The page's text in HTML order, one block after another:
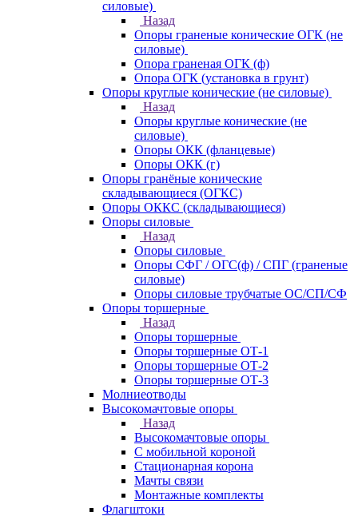
силовые)
Назад
Опоры граненые конические ОГК (не
силовые)
Опора граненая ОГК (ф)
Опора ОГК (установка в грунт)
Опоры круглые конические (не силовые)
Назад
Опоры круглые конические (не
силовые)
Опоры ОКК (фланцевые)
Опоры ОКК (г)
Опоры гранёные конические
складывающиеся (ОГКС)
Опоры ОККС (складывающиеся)
Опоры силовые
Назад
Опоры силовые
Опоры СФГ / ОГС(ф) / СПГ (граненые
силовые)
Опоры силовые трубчатые ОС/СП/СФ
Опоры торшерные
Назад
Опоры торшерные
Опоры торшерные ОТ-1
Опоры торшерные ОТ-2
Опоры торшерные ОТ-3
Молниеотводы
Высокомачтовые опоры
Назад
Высокомачтовые опоры
С мобильной короной
Стационарная корона
Мачты связи
Монтажные комплекты
Флагштоки